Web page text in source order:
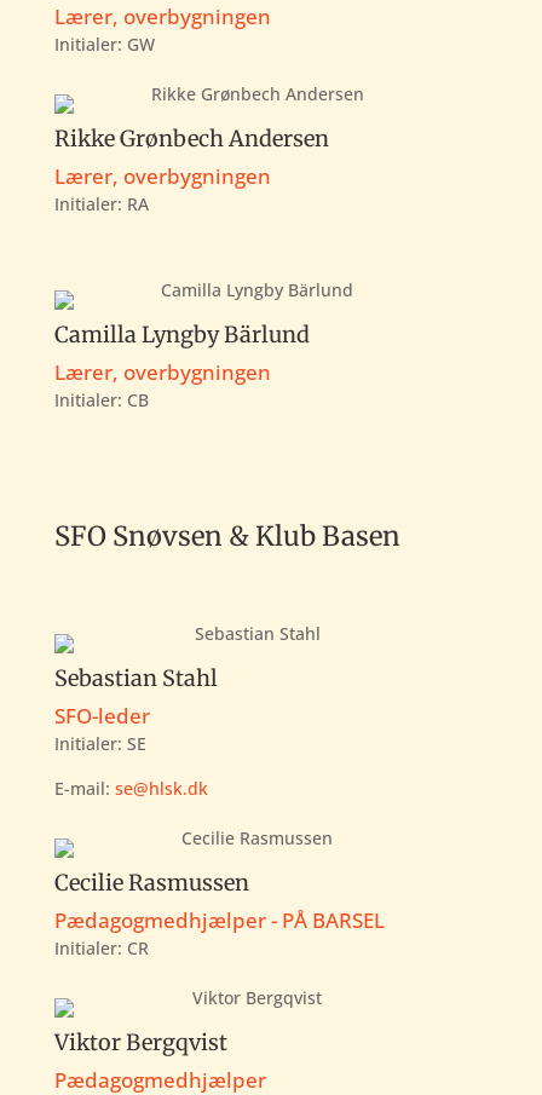
Lærer, overbygningen
Initialer: GW
Rikke Grønbech Andersen
Lærer, overbygningen
Initialer: RA
Camilla Lyngby Bärlund
Lærer, overbygningen
Initialer: CB
SFO Snøvsen & Klub Basen
Sebastian Stahl
SFO-leder
Initialer: SE
E-mail: se@hlsk.dk
Cecilie Rasmussen
Pædagogmedhjælper - PÅ BARSEL
Initialer: CR
Viktor Bergqvist
Pædagogmedhjælper